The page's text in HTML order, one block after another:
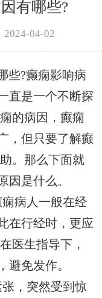
有哪些?
2024-04-02
些?癫痫影响病
直是一个不断探
的病因，癫痫
，但只要了解癫
。那么下面就
因是什么。
病人一般在经
在行经时，更应
医生指导下，
避免发作。
，突然受到惊